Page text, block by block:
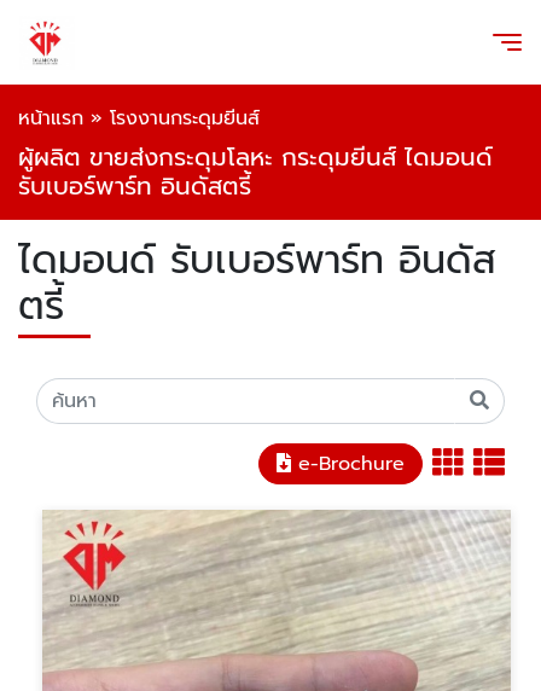
หน้าแรก » โรงงานกระดุมยีนส์
ผู้ผลิต ขายส่งกระดุมโลหะ กระดุมยีนส์ ไดมอนด์
รับเบอร์พาร์ท อินดัสตรี้
ไดมอนด์ รับเบอร์พาร์ท อินดัส
ตรี้
e-Brochure